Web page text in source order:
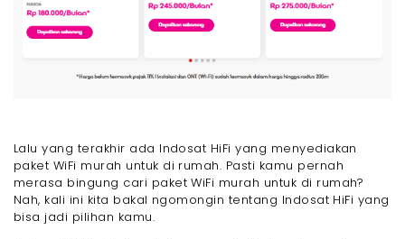
Lalu yang terakhir ada Indosat HiFi yang menyediakan
paket WiFi murah untuk di rumah. Pasti kamu pernah
merasa bingung cari paket WiFi murah untuk di rumah?
Nah, kali ini kita bakal ngomongin tentang Indosat HiFi yang
bisa jadi pilihan kamu.